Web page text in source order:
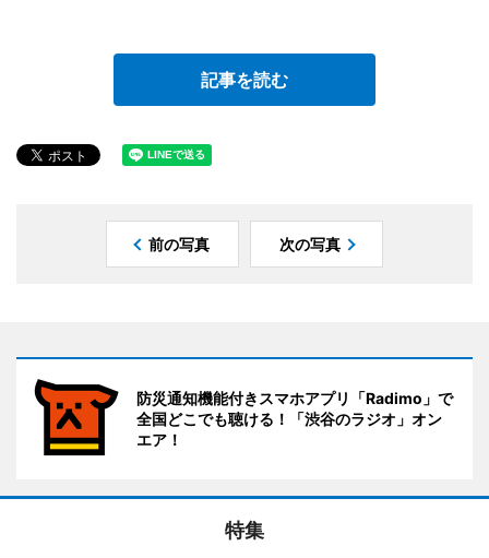
記事を読む
前の写真 次の写真
防災通知機能付きスマホアプリ「Radimo」で
全国どこでも聴ける！「渋谷のラジオ」オン
エア！
特集